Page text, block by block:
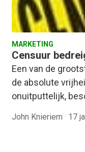
MARKETING
Censuur
Een van de
de absolute
onuitputtelijk,
John Knieriem · 17